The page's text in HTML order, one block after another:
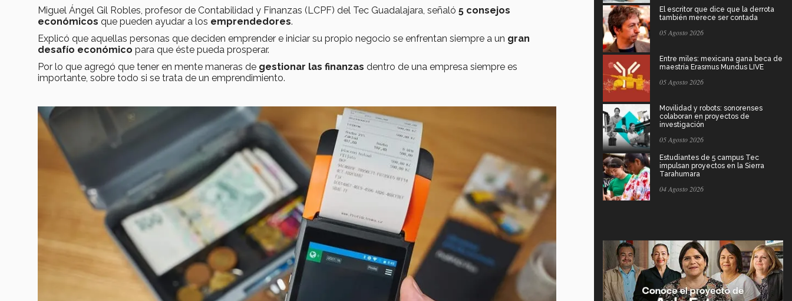
Miguel Ángel Gil Robles, profesor de Contabilidad y Finanzas (LCPF) del Tec Guadalajara, señaló 5 consejos
económicos que pueden ayudar a los emprendedores.
Explicó que aquellas personas que deciden emprender e iniciar su propio negocio se enfrentan siempre a un gran
desafío económico para que éste pueda prosperar.
Por lo que agregó que tener en mente maneras de gestionar las finanzas dentro de una empresa siempre es
importante, sobre todo si se trata de un emprendimiento.
El escritor que dice que la derrota
también merece ser contada
05 Agosto 2026
Entre miles: mexicana gana beca de
maestría Erasmus Mundus LIVE
05 Agosto 2026
Movilidad y robots: sonorenses
colaboran en proyectos de
investigación
05 Agosto 2026
Estudiantes de 5 campus Tec
impulsan proyectos en la Sierra
Tarahumara
04 Agosto 2026